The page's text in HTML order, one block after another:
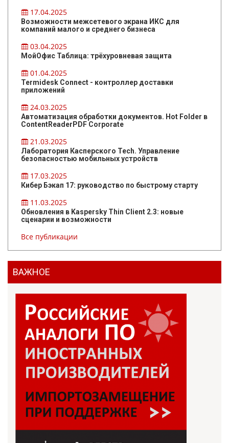
17.04.2025
Возможности межсетевого экрана ИКС для
компаний малого и среднего бизнеса
03.04.2025
МойОфис Таблица: трёхуровневая защита
01.04.2025
Termidesk Connect - контроллер доставки
приложений
24.03.2025
Автоматизация обработки документов. Hot Folder в
ContentReaderPDF Corporate
21.03.2025
Лаборатория Касперского Tech. Управление
безопасностью мобильных устройств
17.03.2025
Кибер Бэкап 17: руководство по быстрому старту
11.03.2025
Обновления в Kaspersky Thin Client 2.3: новые
сценарии и возможности
Все публикации
ВАЖНОЕ